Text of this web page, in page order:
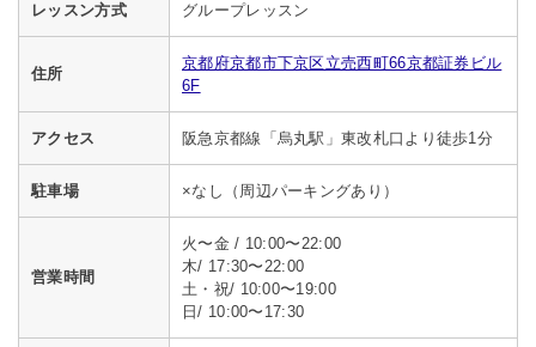
レッスン方式 グループレッスン
住所
京都府京都市下京区立売西町66京都証券ビル
6F
アクセス 阪急京都線「烏丸駅」東改札口より徒歩1分
駐車場 ×なし（周辺パーキングあり）
営業時間
火〜金 / 10:00〜22:00
木/ 17:30〜22:00
土・祝/ 10:00〜19:00
日/ 10:00〜17:30